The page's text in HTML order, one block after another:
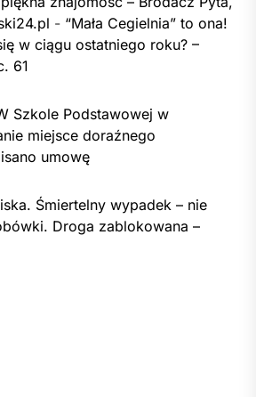
- “Mała Cegielnia” to ona!
w ciągu ostatniego roku? –
61
Szkole Podstawowej w
miejsce doraźnego
umowę
Śmiertelny wypadek – nie
Droga zablokowana –